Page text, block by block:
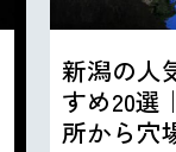
新潟の人
すめ20選
所から穴